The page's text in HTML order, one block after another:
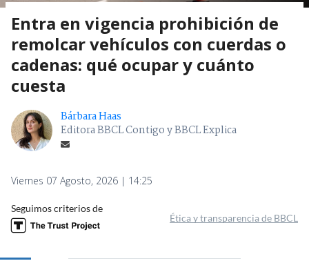
Entra en vigencia prohibición de
remolcar vehículos con cuerdas o
cadenas: qué ocupar y cuánto
cuesta
Bárbara Haas
Editora BBCL Contigo y BBCL Explica
Viernes 07 Agosto, 2026 | 14:25
Seguimos criterios de
Ética y transparencia de BBCL